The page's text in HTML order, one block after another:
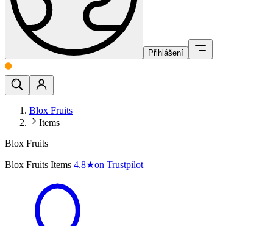
Přihlášení
Blox Fruits
Items
Blox Fruits
Blox Fruits Items 4.8★on Trustpilot